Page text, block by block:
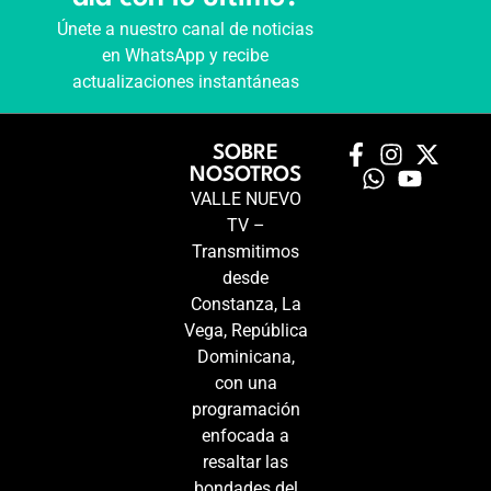
Únete a nuestro canal de noticias
en WhatsApp y recibe
actualizaciones instantáneas
SOBRE
NOSOTROS
VALLE NUEVO
TV –
Transmitimos
desde
Constanza, La
Vega, República
Dominicana,
con una
programación
enfocada a
resaltar las